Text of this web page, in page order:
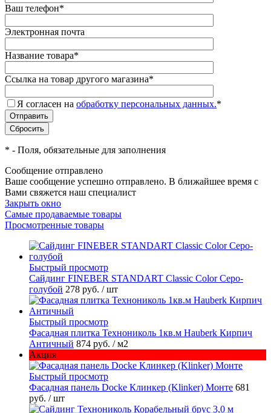
Ваш телефон*
Электронная почта
Название товара*
Ссылка на товар другого магазина*
Я согласен на обработку персональных данных.*
* - Поля, обязательные для заполнения
Сообщение отправлено
Ваше сообщение успешно отправлено. В ближайшее время с
Вами свяжется наш специалист
Закрыть окно
Самые продаваемые товары
Просмотренные товары
Быстрый просмотр
Cайдинг FINEBER STANDART Classic Color Серо-
голубой 278 руб. / шт
Быстрый просмотр
Фасадная плитка Технониколь 1кв.м Hauberk Кирпич
Античный 874 руб. / м2
Акция
Быстрый просмотр
Фасадная панель Docke Клинкер (Klinker) Монте 681
руб. / шт